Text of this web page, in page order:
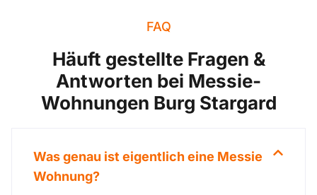
FAQ
Häuft gestellte Fragen &
Antworten bei Messie-
Wohnungen Burg Stargard
Was genau ist eigentlich eine Messie
Wohnung?